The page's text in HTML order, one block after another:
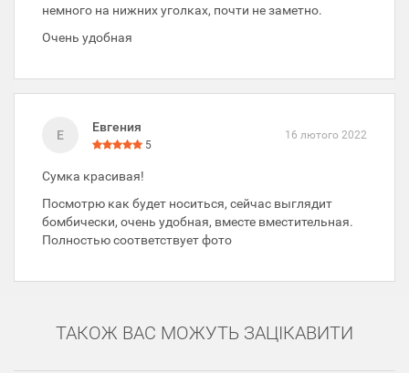
немного на нижних уголках, почти не заметно.
Очень удобная
Е
Евгения
5
16 лютого 2022
Сумка красивая!
Посмотрю как будет носиться, сейчас выглядит
бомбически, очень удобная, вместе вместительная.
Полностью соответствует фото
ТАКОЖ ВАС МОЖУТЬ ЗАЦІКАВИТИ